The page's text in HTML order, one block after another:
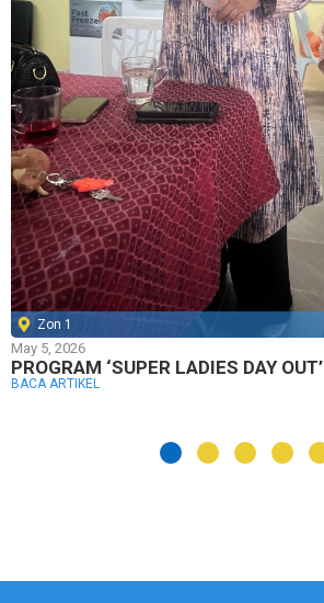
Zon 1
May 5, 2026
PROGRAM ‘SUPER LADIES DAY OUT’
BACA ARTIKEL